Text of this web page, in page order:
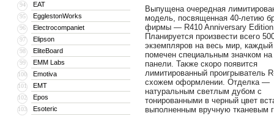
94 EAT
95 EgglestonWorks
96 Electrocompaniet
97 Elipson
98 EliteBoard
99 EMM Labs
100 Emotiva
101 EMT
102 Epos
103 Esoteric
Выпущена очередная
модель, посвященная 40-летию
фирмы — R410 Anniversary
Планируется произвести всего
экземпляров на весь мир, каждый
помечен специальным значком на
панели. Также скоро появится
лимитированный проигрыватель
схожем оформлении. Отделка —
натуральным светлым дубом с
тонированными в черный цвет
выполненным вручную тканевым